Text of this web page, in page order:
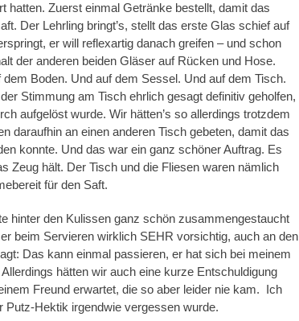
hatten. Zuerst einmal Getränke bestellt, damit das
Der Lehrling bringt’s, stellt das erste Glas schief auf
er will reflexartig danach greifen – und schon
der anderen beiden Gläser auf Rücken und Hose.
Boden. Und auf dem Sessel. Und auf dem Tisch.
Stimmung am Tisch ehrlich gesagt definitiv geholfen,
aufgelöst wurde. Wir hätten’s so allerdings trotzdem
daraufhin an einen anderen Tisch gebeten, damit das
konnte. Und das war ein ganz schöner Auftrag. Es
Zeug hält. Der Tisch und die Fliesen waren nämlich
für den Saft.
hinter den Kulissen ganz schön zusammengestaucht
beim Servieren wirklich SEHR vorsichtig, auch an den
Das kann einmal passieren, er hat sich bei meinem
hätten wir auch eine kurze Entschuldigung
Freund erwartet, die so aber leider nie kam. Ich
Putz-Hektik irgendwie vergessen wurde.